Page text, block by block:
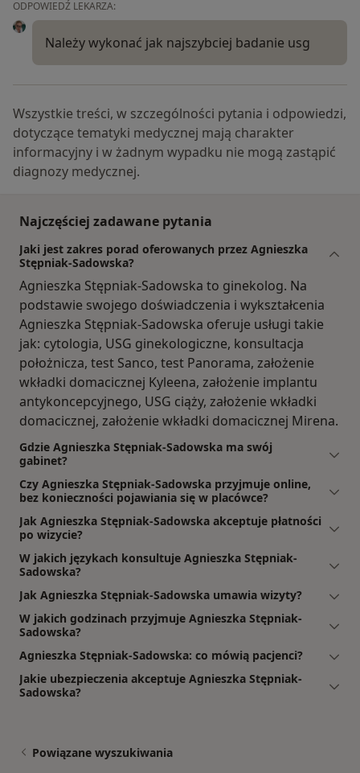
ODPOWIEDŹ LEKARZA:
Należy wykonać jak najszybciej badanie usg
Wszystkie treści, w szczególności pytania i odpowiedzi,
dotyczące tematyki medycznej mają charakter
informacyjny i w żadnym wypadku nie mogą zastąpić
diagnozy medycznej.
Najczęściej zadawane pytania
Jaki jest zakres porad oferowanych przez Agnieszka
Stępniak-Sadowska?
Agnieszka Stępniak-Sadowska to ginekolog. Na
podstawie swojego doświadczenia i wykształcenia
Agnieszka Stępniak-Sadowska oferuje usługi takie
jak: cytologia, USG ginekologiczne, konsultacja
położnicza, test Sanco, test Panorama, założenie
wkładki domacicznej Kyleena, założenie implantu
antykoncepcyjnego, USG ciąży, założenie wkładki
domacicznej, założenie wkładki domacicznej Mirena.
Gdzie Agnieszka Stępniak-Sadowska ma swój
gabinet?
Czy Agnieszka Stępniak-Sadowska przyjmuje online,
bez konieczności pojawiania się w placówce?
Jak Agnieszka Stępniak-Sadowska akceptuje płatności
po wizycie?
W jakich językach konsultuje Agnieszka Stępniak-
Sadowska?
Jak Agnieszka Stępniak-Sadowska umawia wizyty?
W jakich godzinach przyjmuje Agnieszka Stępniak-
Sadowska?
Agnieszka Stępniak-Sadowska: co mówią pacjenci?
Jakie ubezpieczenia akceptuje Agnieszka Stępniak-
Sadowska?
Powiązane wyszukiwania